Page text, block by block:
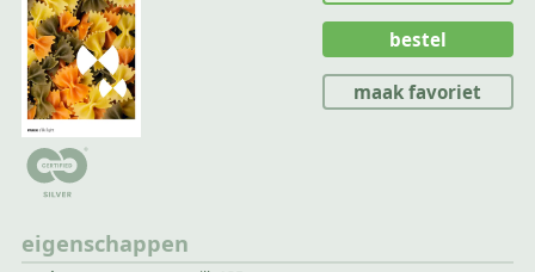
eigenschappen
bestel
maak favoriet